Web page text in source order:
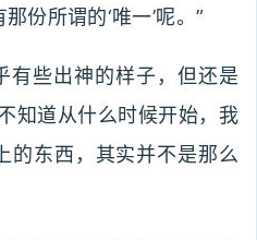
份所谓的‘唯一’呢。”
有些出神的样子，但还是
知道从什么时候开始，我
的东西，其实并不是那么